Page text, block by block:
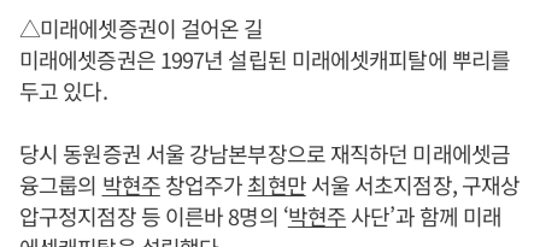
△미래에셋증권이 걸어온 길
미래에셋증권은 1997년 설립된 미래에셋캐피탈에 뿌리를
두고 있다.
당시 동원증권 서울 강남본부장으로 재직하던 미래에셋금
융그룹의 박현주창업주가최현만서울 서초지점장, 구재상
압구정지점장 등 이른바 8명의 ‘박현주사단’과 함께 미래